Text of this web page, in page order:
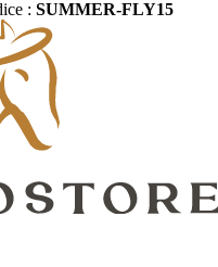
: SUMMER-FLY15